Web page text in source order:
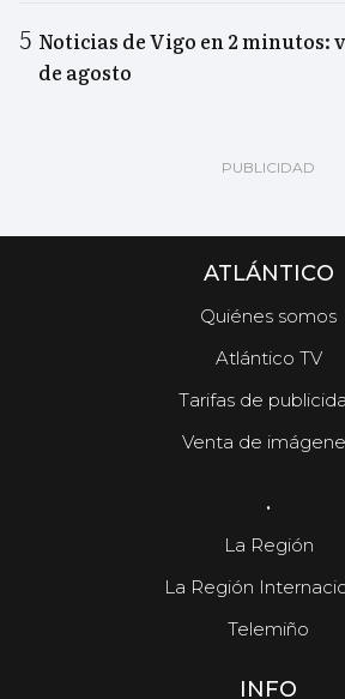
Noticias de Vigo en 2 minutos:
de agosto
ATLÁNTICO
Quiénes somos
Atlántico TV
Tarifas de
Venta de
.
La Región
La Región
Telemiño
INFO